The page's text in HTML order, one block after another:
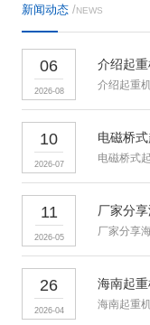
新闻动态 /NEWS
06
2026-08
介绍起
10
2026-07
电磁桥
11
2026-05
厂家分
26
2026-04
海南起